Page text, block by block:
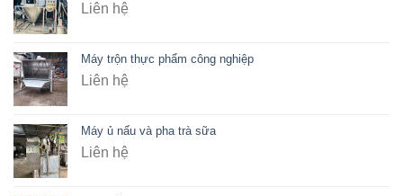
Liên hệ
Máy trộn thực phẩm công nghiệp
Liên hệ
Máy ủ nấu và pha trà sữa
Liên hệ